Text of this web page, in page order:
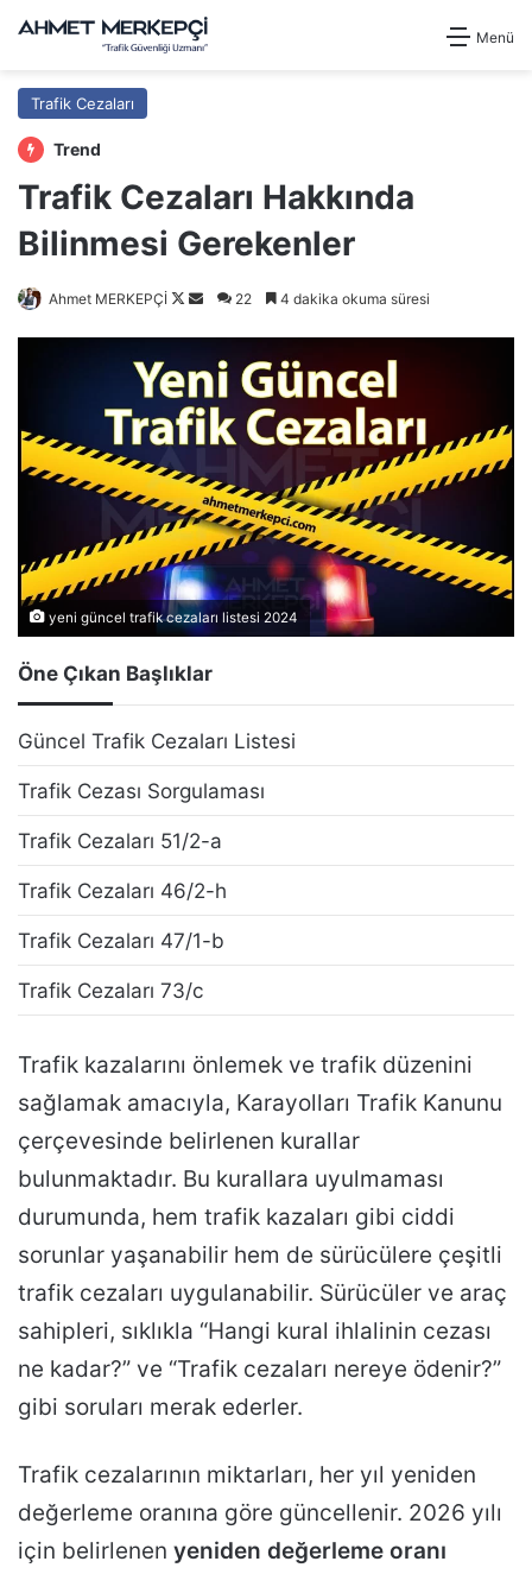
Menü
Trafik Cezaları
Trend
Trafik Cezaları Hakkında
Bilinmesi Gerekenler
Ahmet MERKEPÇİ
Follow
Bir
göndermek
22 4 dakika okuma süresi
yeni güncel trafik cezaları listesi 2024
Öne Çıkan Başlıklar
Güncel Trafik Cezaları Listesi
Trafik Cezası Sorgulaması
Trafik Cezaları 51/2-a
Trafik Cezaları 46/2-h
Trafik Cezaları 47/1-b
Trafik Cezaları 73/c
Trafik kazalarını önlemek ve trafik düzenini
sağlamak amacıyla, Karayolları Trafik Kanunu
çerçevesinde belirlenen kurallar
bulunmaktadır. Bu kurallara uyulmaması
durumunda, hem trafik kazaları gibi ciddi
sorunlar yaşanabilir hem de sürücülere çeşitli
trafik cezaları uygulanabilir. Sürücüler ve araç
sahipleri, sıklıkla “Hangi kural ihlalinin cezası
ne kadar?” ve “Trafik cezaları nereye ödenir?”
gibi soruları merak ederler.
Trafik cezalarının miktarları, her yıl yeniden
değerleme oranına göre güncellenir. 2026 yılı
için belirlenen yeniden değerleme oranı